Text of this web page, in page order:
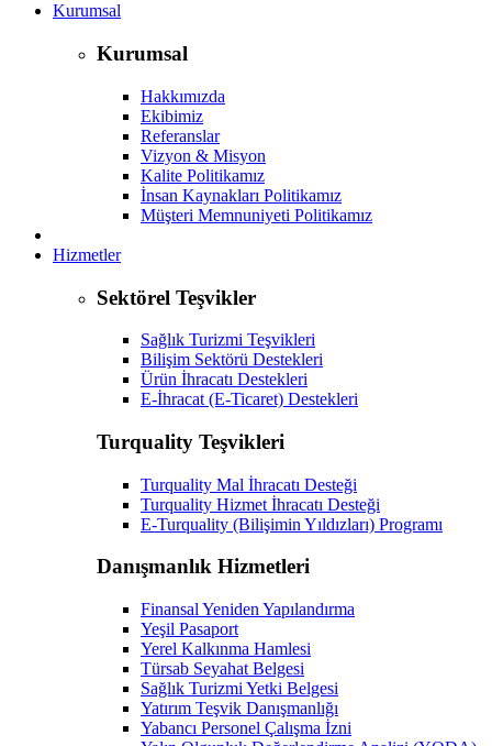
Kurumsal
Kurumsal
Hakkımızda
Ekibimiz
Referanslar
Vizyon & Misyon
Kalite Politikamız
İnsan Kaynakları Politikamız
Müşteri Memnuniyeti Politikamız
Hizmetler
Sektörel Teşvikler
Sağlık Turizmi Teşvikleri
Bilişim Sektörü Destekleri
Ürün İhracatı Destekleri
E-İhracat (E-Ticaret) Destekleri
Turquality Teşvikleri
Turquality Mal İhracatı Desteği
Turquality Hizmet İhracatı Desteği
E-Turquality (Bilişimin Yıldızları) Programı
Danışmanlık Hizmetleri
Finansal Yeniden Yapılandırma
Yeşil Pasaport
Yerel Kalkınma Hamlesi
Türsab Seyahat Belgesi
Sağlık Turizmi Yetki Belgesi
Yatırım Teşvik Danışmanlığı
Yabancı Personel Çalışma İzni